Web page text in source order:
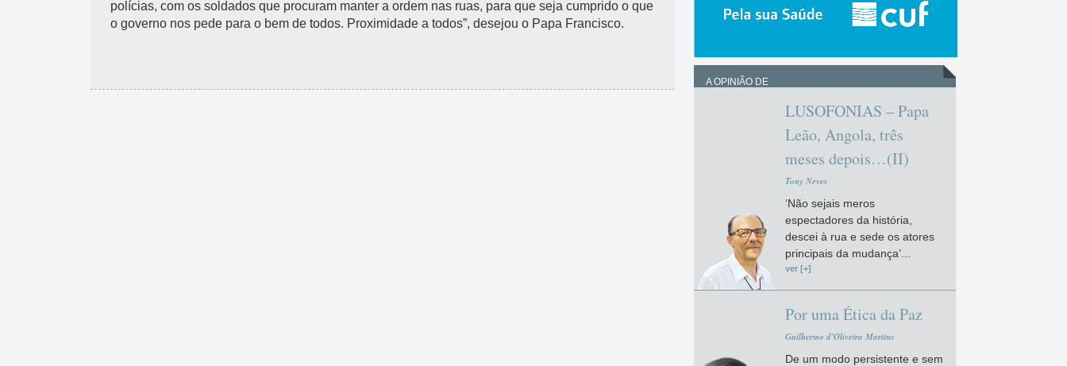
polícias, com os soldados que procuram manter a ordem nas ruas, para que seja cumprido o que
o governo nos pede para o bem de todos. Proximidade a todos”, desejou o Papa Francisco.
A OPINIÃO DE
LUSOFONIAS – Papa
Leão, Angola, três
meses depois…(II)
Tony Neves
‘Não sejais meros
espectadores da história,
descei à rua e sede os atores
principais da mudança’...
ver [+]
Por uma Ética da Paz
Guilherme d'Oliveira Martins
De um modo persistente e sem